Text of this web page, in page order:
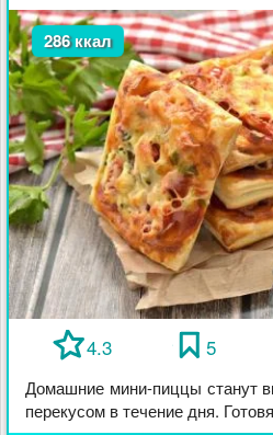
286 ккал
4.3 5
Домашние мини-пиццы станут
перекусом в течение дня.